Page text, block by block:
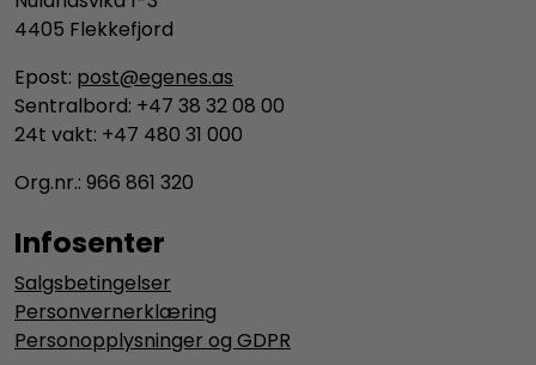
4405 Flekkefjord
Epost: post@egenes.as
Sentralbord: +47 38 32 08 00
24t vakt: +47 480 31 000
Org.nr.: 966 861 320
Infosenter
Salgsbetingelser
Personvernerklæring
Personopplysninger og GDPR